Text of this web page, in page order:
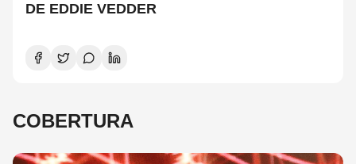
DE EDDIE VEDDER
COBERTURA